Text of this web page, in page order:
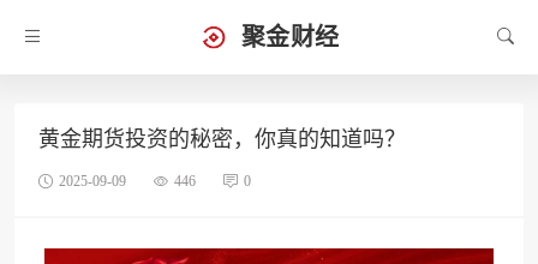
聚金财经
黄金期货投资的秘密，你真的知道吗？
2025-09-09 446 0